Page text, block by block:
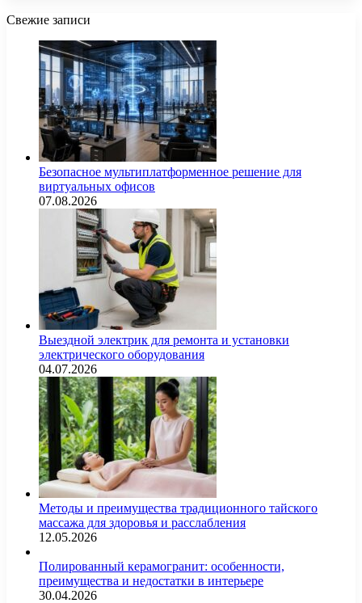
Свежие записи
Безопасное мультиплатформенное решение для
виртуальных офисов
07.08.2026
Выездной электрик для ремонта и установки
электрического оборудования
04.07.2026
Методы и преимущества традиционного тайского
массажа для здоровья и расслабления
12.05.2026
Полированный керамогранит: особенности,
преимущества и недостатки в интерьере
30.04.2026